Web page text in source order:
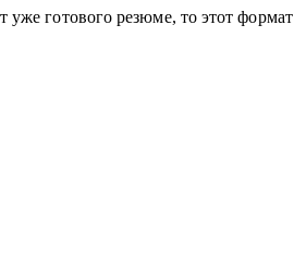
для
для достижения целей.
эффективные
командами, заказчиками и
уже готового резюме, то этот формат